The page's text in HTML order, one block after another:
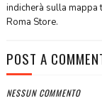
indicherà sulla mappa
Roma Store.
POST A
NESSUN COMMENTO